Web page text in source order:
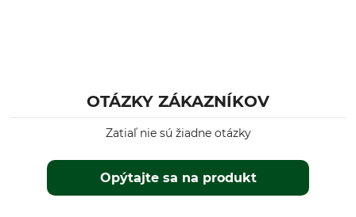
OTÁZKY ZÁKAZNÍKOV
Opýtajte sa na produkt
Zatiaľ nie sú žiadne otázky